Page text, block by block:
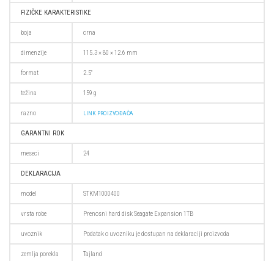
FIZIČKE KARAKTERISTIKE
boja crna
dimenzije 115.3 × 80 × 12.6 mm
format 2.5"
težina 159 g
razno LINK PROIZVOĐAČA
GARANTNI ROK
meseci 24
DEKLARACIJA
model STKM1000400
vrsta robe Prenosni hard disk Seagate Expansion 1TB
uvoznik Podatak o uvozniku je dostupan na deklaraciji proizvoda
zemlja porekla Tajland